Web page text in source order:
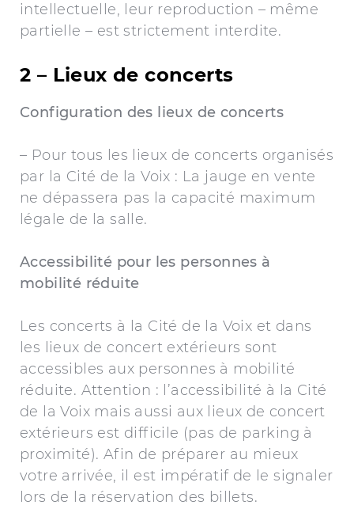
intellectuelle, leur reproduction – même
partielle – est strictement interdite.
2 – Lieux de concerts
Configuration des lieux de concerts
– Pour tous les lieux de concerts organisés
par la Cité de la Voix : La jauge en vente
ne dépassera pas la capacité maximum
légale de la salle.
Accessibilité pour les personnes à
mobilité réduite
Les concerts à la Cité de la Voix et dans
les lieux de concert extérieurs sont
accessibles aux personnes à mobilité
réduite. Attention : l’accessibilité à la Cité
de la Voix mais aussi aux lieux de concert
extérieurs est difficile (pas de parking à
proximité). Afin de préparer au mieux
votre arrivée, il est impératif de le signaler
lors de la réservation des billets.